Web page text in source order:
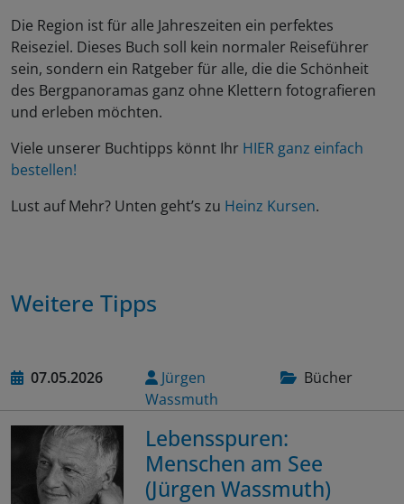
Die Region ist für alle Jahreszeiten ein perfektes
Reiseziel. Dieses Buch soll kein normaler Reiseführer
sein, sondern ein Ratgeber für alle, die die Schönheit
des Bergpanoramas ganz ohne Klettern fotografieren
und erleben möchten.
Viele unserer Buchtipps könnt Ihr HIER ganz einfach
bestellen!
Lust auf Mehr? Unten geht’s zu Heinz Kursen.
Weitere Tipps
07.05.2026
Jürgen
Wassmuth
Bücher
Lebensspuren:
Menschen am See
(Jürgen Wassmuth)